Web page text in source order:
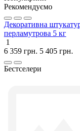
Рекомендуємо
Декоративна
перламутрова 5 кг
1
6 359 грн. 5 405 грн.
Бестселери